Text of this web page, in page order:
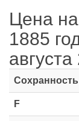
Цена
1885
Сохранность
F